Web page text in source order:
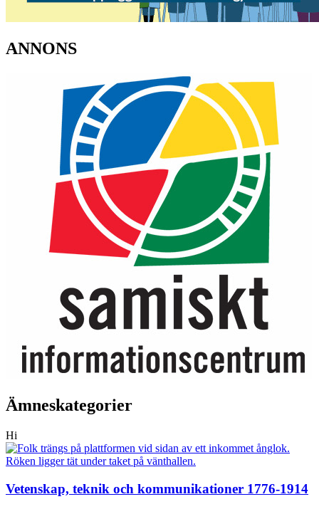
ANNONS
Ämneskategorier
Hi
Vetenskap, teknik och kommunikationer 1776-1914